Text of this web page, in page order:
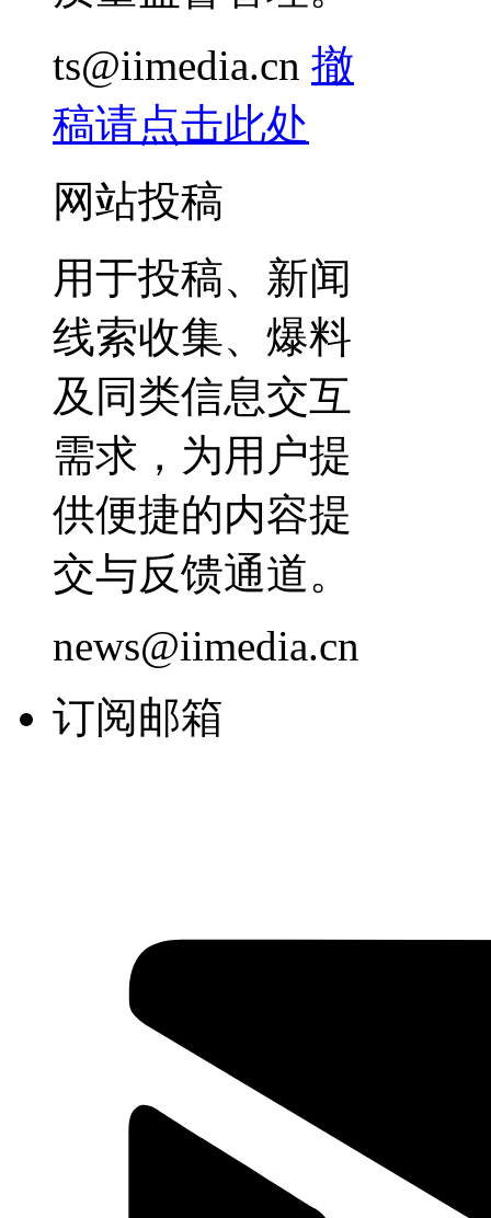
ts@iimedia.cn 撤
稿请点击此处
网站投稿
用于投稿、新闻
线索收集、爆料
及同类信息交互
需求，为用户提
供便捷的内容提
交与反馈通道。
news@iimedia.cn
订阅邮箱